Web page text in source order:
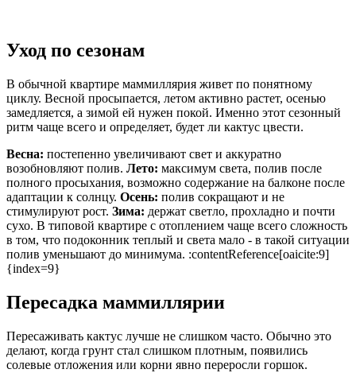
Уход по сезонам
В обычной квартире маммиллярия живет по понятному
циклу. Весной просыпается, летом активно растет, осенью
замедляется, а зимой ей нужен покой. Именно этот сезонный
ритм чаще всего и определяет, будет ли кактус цвести.
Весна: постепенно увеличивают свет и аккуратно
возобновляют полив. Лето: максимум света, полив после
полного просыхания, возможно содержание на балконе после
адаптации к солнцу. Осень: полив сокращают и не
стимулируют рост. Зима: держат светло, прохладно и почти
сухо. В типовой квартире с отоплением чаще всего сложность
в том, что подоконник теплый и света мало - в такой ситуации
полив уменьшают до минимума. :contentReference[oaicite:9]
{index=9}
Пересадка маммиллярии
Пересаживать кактус лучше не слишком часто. Обычно это
делают, когда грунт стал слишком плотным, появились
солевые отложения или корни явно переросли горшок.